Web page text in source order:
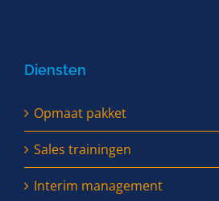
Diensten
Opmaat pakket
Sales trainingen
Interim management